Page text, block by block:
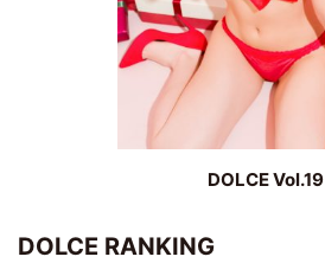
DOLCE Vol.19
DOLCE RANKING